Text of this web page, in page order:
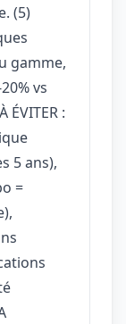
(5)
gamme,
vs
ÉVITER :
5 ans),
=